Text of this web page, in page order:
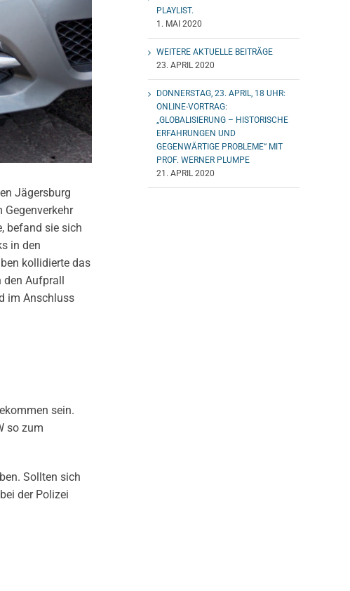
Jägersburg
befand sie sich
in den
kollidierte das
den Aufprall
im Anschluss
sein.
so zum
Sollten sich
der Polizei
PLAYLIST.
1. MAI 2020
WEITERE AKTUELLE BEITRÄGE
23. APRIL 2020
DONNERSTAG, 23. APRIL, 18 UHR:
ONLINE-VORTRAG:
„GLOBALISIERUNG – HISTORISCHE
ERFAHRUNGEN UND
GEGENWÄRTIGE PROBLEME“ MIT
PROF. WERNER PLUMPE
21. APRIL 2020